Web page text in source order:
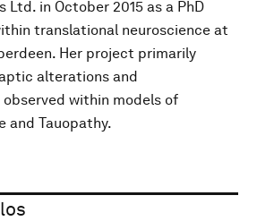
Ltd. in October 2015 as a PhD
translational neuroscience at
Her project primarily
alterations and
within models of
and Tauopathy.